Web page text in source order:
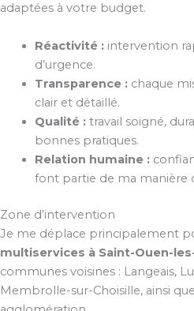
adaptées à votre budget.
Réactivité :intervention
d’urgence.
Transparence :chaque
clair et détaillé.
Qualité :travail soigné,
bonnes pratiques.
Relation humaine :
font partie de ma manière
Zone d’intervention
Je me déplace principalement
multiservices à Saint-Ouen-
communes voisines : Langeais,
Membrolle-sur-Choisille, ainsi